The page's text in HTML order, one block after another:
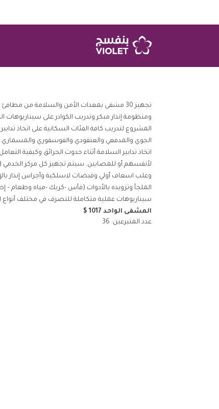
تجهيز 30 مشفى بمعدات الأمن والسلامة من
ومنظومة إنذار مبكر وتدريب الكوادر على
المشروع لتدريب كافة الفئات السكانية على اتخاذ
الجوي والمدفعي والعنقودي والفوسفوري
اتخاذ تدابير السلامة أثناء حدوث الحرائق وكيفية
ﻷنفسهم أو للمصابين. سيتم تجهيز كل مركز
وعلب اسعاف أولي وقبضات لاسلكية وأجراس إنذار
الملجأ وتزويده بالأدوات (فأس -كريك -مياه وطعام –
سيناريوهات عملية متكاملة للتصرف في مختلف أنواع
المشفى الواحد 1017 $
عدد المتبرعين: 36